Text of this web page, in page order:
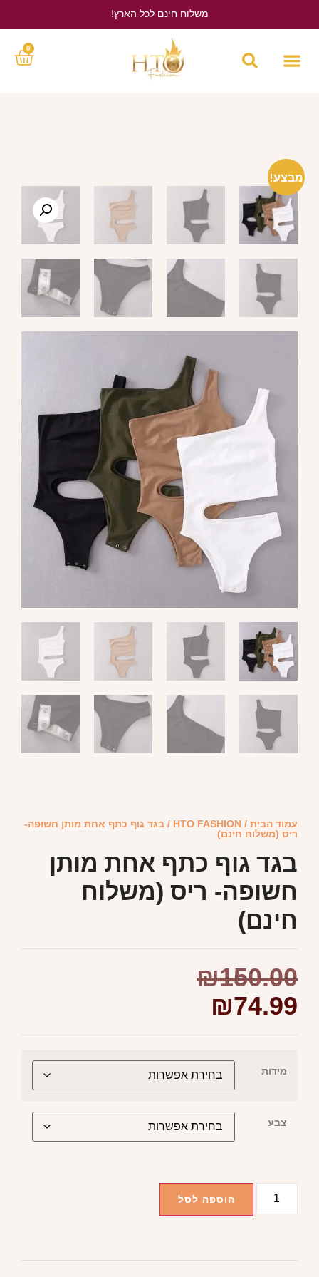
משלוח חינם לכל הארץ!
0
מבצע!
עמוד הבית /
HTO FASHION / בגד גוף כתף אחת מותן חשופה-
ריס (משלוח חינם)
בגד גוף כתף אחת מותן
חשופה- ריס (משלוח
חינם)
₪150.00
₪74.99
מידות
צבע
הוספה לסל